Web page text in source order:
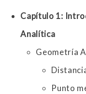
Capítulo 1:
Analítica
Geometría
Punto